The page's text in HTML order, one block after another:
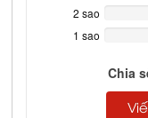
2 sao
1 sao
Chia